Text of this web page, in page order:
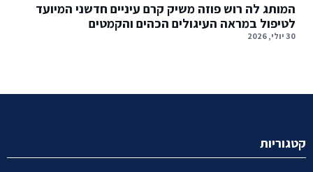
המותג לה רוש פוזה משיק קרם עיניים חדשני המיועד
לטיפול במראה העיגולים הכהים והקמטים
30 יולי, 2026
קטגוריות